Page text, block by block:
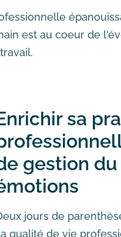
est au coeur de
sa
gestion
jours de
qualité de vie